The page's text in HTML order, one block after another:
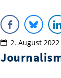
2. August 2022